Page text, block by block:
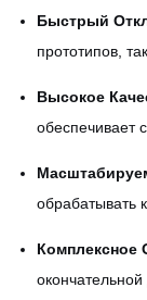
Быстрый
прототипов,
Высокое
обеспечивает
обрабатывать
Комплексное